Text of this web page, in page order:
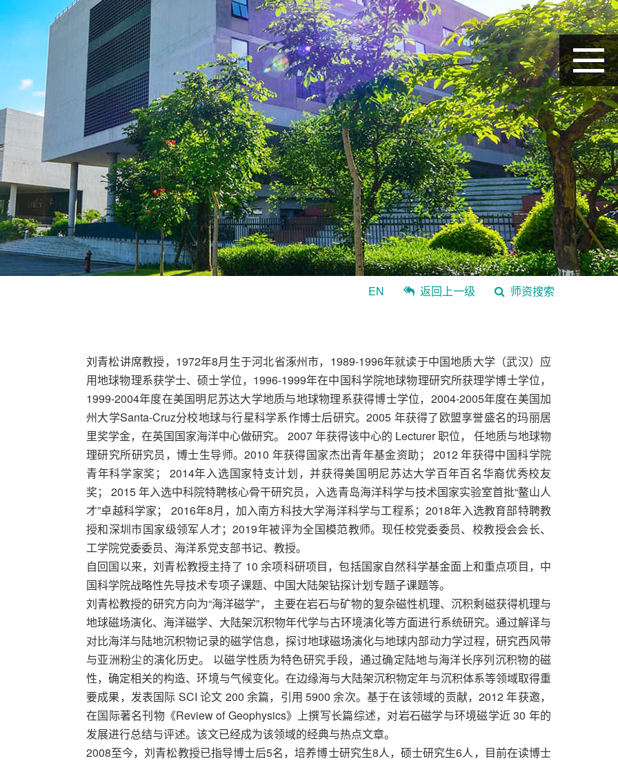
EN 返回上一级 师资搜索
刘青松讲席教授，1972年8月生于河北省涿州市，1989-1996年就读于中国地质大学（武汉）应
用地球物理系获学士、硕士学位，1996-1999年在中国科学院地球物理研究所获理学博士学位，
1999-2004年度在美国明尼苏达大学地质与地球物理系获得博士学位，2004-2005年度在美国加
州大学Santa-Cruz分校地球与行星科学系作博士后研究。2005 年获得了欧盟享誉盛名的玛丽居
里奖学金，在英国国家海洋中心做研究。 2007 年获得该中心的 Lecturer 职位， 任地质与地球物
理研究所研究员，博士生导师。2010 年获得国家杰出青年基金资助； 2012 年获得中国科学院
青年科学家奖； 2014年入选国家特支计划，并获得美国明尼苏达大学百年百名华裔优秀校友
奖； 2015 年入选中科院特聘核心骨干研究员，入选青岛海洋科学与技术国家实验室首批“鳌山人
才”卓越科学家； 2016年8月，加入南方科技大学海洋科学与工程系；2018年入选教育部特聘教
授和深圳市国家级领军人才；2019年被评为全国模范教师。现任校党委委员、校教授会会长、
工学院党委委员、海洋系党支部书记、教授。
自回国以来，刘青松教授主持了 10 余项科研项目，包括国家自然科学基金面上和重点项目，中
国科学院战略性先导技术专项子课题、中国大陆架钻探计划专题子课题等。
刘青松教授的研究方向为“海洋磁学”， 主要在岩石与矿物的复杂磁性机理、沉积剩磁获得机理与
地球磁场演化、海洋磁学、大陆架沉积物年代学与古环境演化等方面进行系统研究。通过解译与
对比海洋与陆地沉积物记录的磁学信息，探讨地球磁场演化与地球内部动力学过程，研究西风带
与亚洲粉尘的演化历史。 以磁学性质为特色研究手段，通过确定陆地与海洋长序列沉积物的磁
性，确定相关的构造、环境与气候变化。在边缘海与大陆架沉积物定年与沉积体系等领域取得重
要成果，发表国际 SCI 论文 200 余篇，引用 5900 余次。基于在该领域的贡献，2012 年获邀，
在国际著名刊物《Review of Geophysics》上撰写长篇综述，对岩石磁学与环境磁学近 30 年的
发展进行总结与评述。该文已经成为该领域的经典与热点文章。
2008至今，刘青松教授已指导博士后5名，培养博士研究生8人，硕士研究生6人，目前在读博士